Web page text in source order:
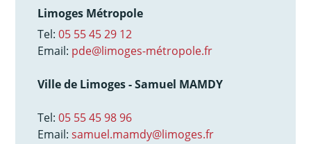
Limoges Métropole
Tel:05 55 45 29 12
Email: pde@limoges-métropole.fr
Ville de Limoges - Samuel MAMDY
Tel:05 55 45 98 96
Email:samuel.mamdy@limoges.fr